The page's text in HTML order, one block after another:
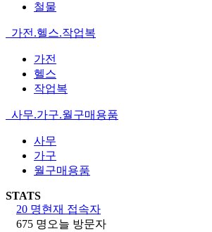
철물
가전.헬스.작업복
가전
헬스
작업복
사무.가구.월구매용품
사무
가구
월구매용품
STATS
20 명현재 접속자
675 명 오늘 방문자